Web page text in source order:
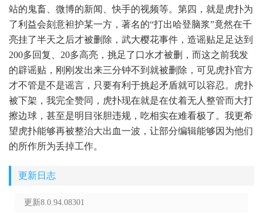
站的鬼畜、微博的新闻、快手的视频等。第四，就是虎扑为
了利益会刻意袒护某一方，著名的“打出哈登脑浆”竟然在千
亮挂了半天之后才被删除，武大樱花事件，造谣贴足足达到
200多回复、20多高亮，挑足了口水才被删，而这之前我发
的辟谣贴，刚刚发出来三分钟不到就被删除，可见虎扑官方
才不管是不是谣言，只要有利于挑起矛盾就可以容忍。虎扑
被下架，我完全赞同，虎扑现在就是在仗着无人整管而大打
擦边球，甚至是明目张胆违规，吃相实在难看极了。我更希
望虎扑能够再被整治大出血一波，让部分编辑能够因为他们
的所作所为丢掉工作。
更新日志
更新8.0.94.08301